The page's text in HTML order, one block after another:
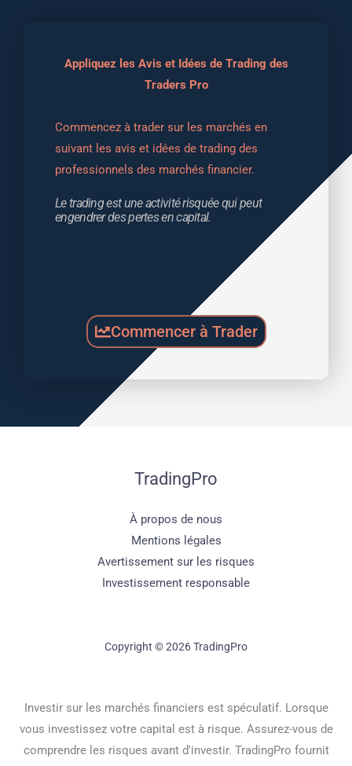
Appliquez les Avis et Idées de Trading des
Traders Pro
Commencez à trader sur les marchés en
suivant les avis et idées de trading des
professionnels des marchés financier.
Le trading est une activité risquée qui peut
engendrer des pertes en capital.
Commencer à Trader
TradingPro
À propos de nous
Mentions légales
Avertissement sur les risques
Investissement responsable
Copyright © 2026 TradingPro
Investir sur les marchés financiers est spéculatif. Lorsque
vous investissez votre capital est à risque. Assurez-vous de
comprendre les risques avant d'investir. TradingPro fournit